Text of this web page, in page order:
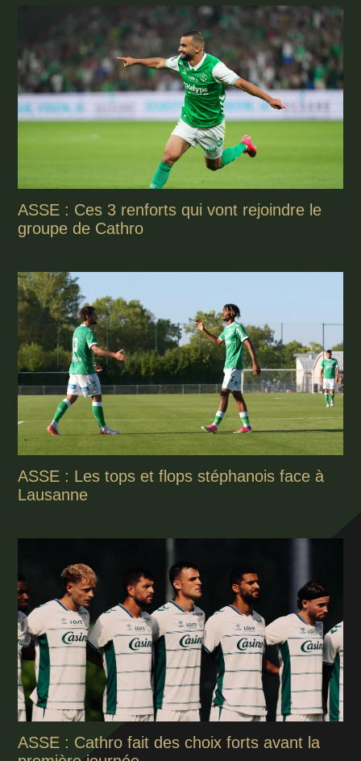
ASSE : Ces 3 renforts qui vont rejoindre le
groupe de Cathro
ASSE : Les tops et flops stéphanois face à
Lausanne
ASSE : Cathro fait des choix forts avant la